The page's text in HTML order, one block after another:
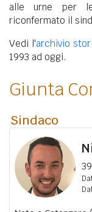
alle urne per
riconfermato il
Vedi l'archivio
1993 ad oggi.
Giunta
Sindaco